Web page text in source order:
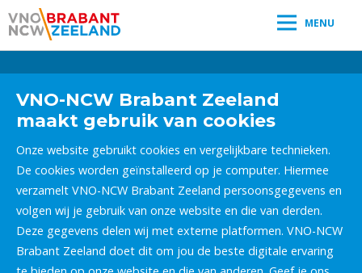
MENU
VNO-NCW Brabant Zeeland
maakt gebruik van cookies
Onze website gebruikt cookies en vergelijkbare technieken.
De cookies worden geïnstalleerd op je computer. Hiermee
verzamelt VNO-NCW Brabant Zeeland persoonsgegevens en
volgen wij je gebruik van onze website en die van derden.
Deze gegevens delen wij met externe platformen. VNO-NCW
Brabant Zeeland doet dit om jou de beste digitale ervaring